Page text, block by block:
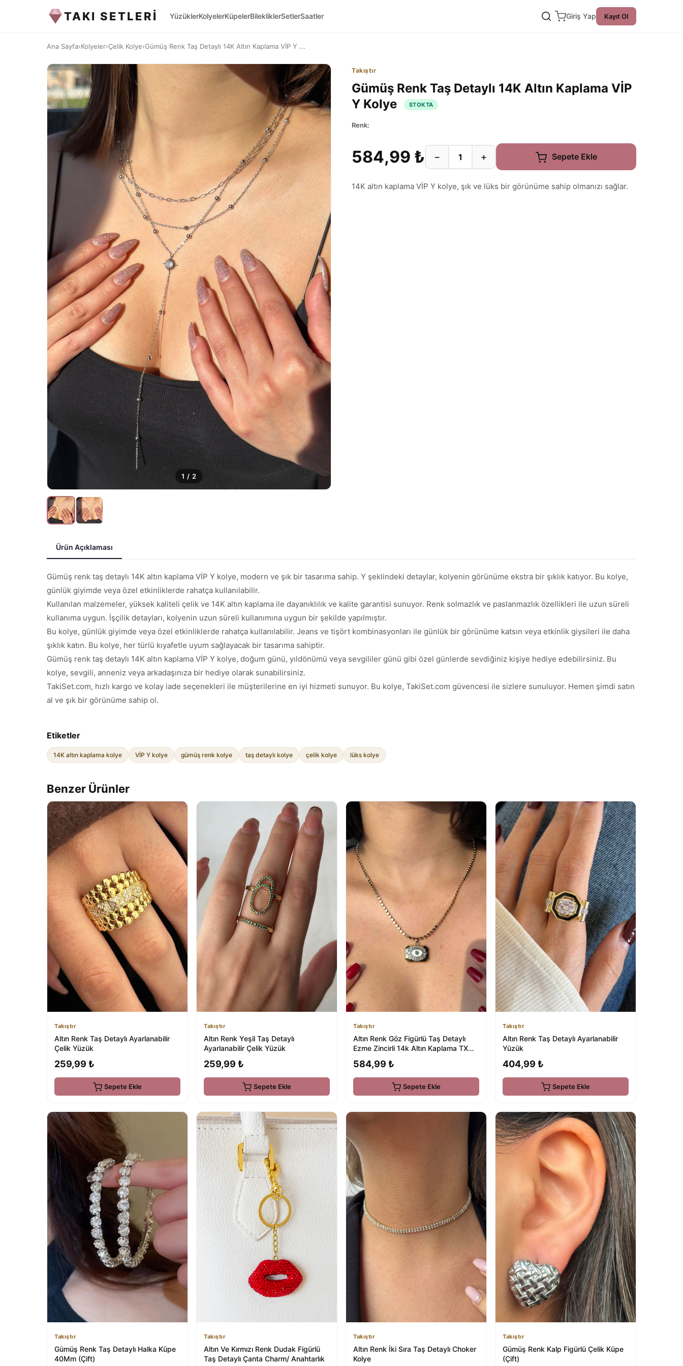
TAKI SETLERİ YüzüklerKolyelerKüpelerBilekliklerSetlerSaatler Giriş Yap Kayıt Ol
Ana Sayfa›Kolyeler›Çelik Kolye›Gümüş Renk Taş Detaylı 14K Altın Kaplama VİP Y ...
1 / 2
Takıştır
Gümüş Renk Taş Detaylı 14K Altın Kaplama VİP
Y Kolye
STOKTA
Renk:
584,99 ₺ − + Sepete Ekle
14K altın kaplama VİP Y kolye, şık ve lüks bir görünüme sahip olmanızı sağlar.
Ürün Açıklaması
Gümüş renk taş detaylı 14K altın kaplama VİP Y kolye, modern ve şık bir tasarıma sahip. Y şeklindeki detaylar, kolyenin görünüme ekstra bir şıklık katıyor. Bu kolye,
günlük giyimde veya özel etkinliklerde rahatça kullanılabilir.
Kullanılan malzemeler, yüksek kaliteli çelik ve 14K altın kaplama ile dayanıklılık ve kalite garantisi sunuyor. Renk solmazlık ve paslanmazlık özellikleri ile uzun süreli
kullanıma uygun. İşçilik detayları, kolyenin uzun süreli kullanımına uygun bir şekilde yapılmıştır.
Bu kolye, günlük giyimde veya özel etkinliklerde rahatça kullanılabilir. Jeans ve tişört kombinasyonları ile günlük bir görünüme katsın veya etkinlik giysileri ile daha
şıklık katın. Bu kolye, her türlü kıyafetle uyum sağlayacak bir tasarıma sahiptir.
Gümüş renk taş detaylı 14K altın kaplama VİP Y kolye, doğum günü, yıldönümü veya sevgililer günü gibi özel günlerde sevdiğiniz kişiye hediye edebilirsiniz. Bu
kolye, sevgili, anneniz veya arkadaşınıza bir hediye olarak sunabilirsiniz.
TakiSet.com, hızlı kargo ve kolay iade seçenekleri ile müşterilerine en iyi hizmeti sunuyor. Bu kolye, TakiSet.com güvencesi ile sizlere sunuluyor. Hemen şimdi satın
al ve şık bir görünüme sahip ol.
Etiketler
14K altın kaplama kolye VİP Y kolye gümüş renk kolye taş detaylı kolye çelik kolye lüks kolye
Benzer Ürünler
Takıştır
Altın Renk Taş Detaylı Ayarlanabilir
Çelik Yüzük
259,99 ₺
Sepete Ekle
Takıştır
Altın Renk Yeşil Taş Detaylı
Ayarlanabilir Çelik Yüzük
259,99 ₺
Sepete Ekle
Takıştır
Altın Renk Göz Figürlü Taş Detaylı
Ezme Zincirli 14k Altın Kaplama TX
584,99 ₺
Sepete Ekle
Takıştır
Altın Renk Taş Detaylı Ayarlanabilir
Yüzük
404,99 ₺
Sepete Ekle
Takıştır
Gümüş Renk Taş Detaylı Halka Küpe
40Mm (Çift)
Takıştır
Altın Ve Kırmızı Renk Dudak Figürlü
Taş Detaylı Çanta Charm/ Anahtarlık
Takıştır
Altın Renk İki Sıra Taş Detaylı Choker
Kolye
Takıştır
Gümüş Renk Kalp Figürlü Çelik Küpe
(Çift)